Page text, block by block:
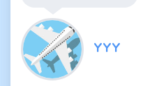
YYY